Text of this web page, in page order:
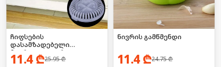
ჩიფსების
დასამზადებელი
მიკროტალღური
ღუმელისთვის
11.4₾25.95₾
ნივრის გამწმენდი
11.4₾24.75₾